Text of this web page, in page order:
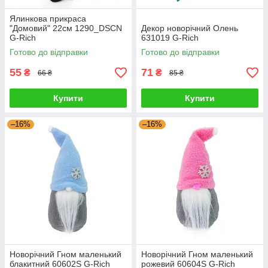
Ялинкова прикраса
"Домовий" 22см 1290_DSCN
G-Rich
Готово до відправки
55 ₴ 66 ₴
Купити
Декор новорічний Олень
631019 G-Rich
Готово до відправки
71 ₴ 85 ₴
Купити
–16%
Новорічний Гном маленький
блакитний 60602S G-Rich
–16%
Новорічний Гном маленький
рожевий 60604S G-Rich